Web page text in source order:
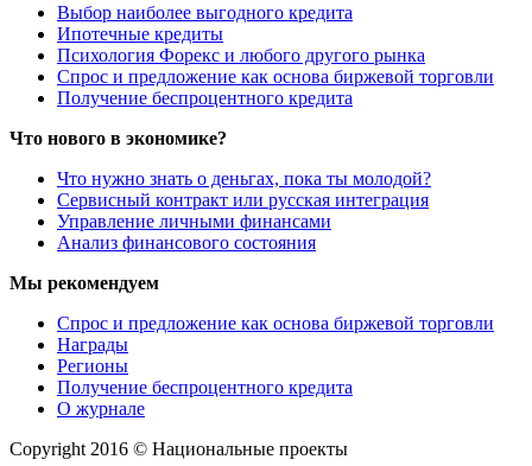
Выбор наиболее выгодного кредита
Ипотечные кредиты
Психология Форекс и любого другого рынка
Спрос и предложение как основа биржевой торговли
Получение беспроцентного кредита
Что нового в экономике?
Что нужно знать о деньгах, пока ты молодой?
Сервисный контракт или русская интеграция
Управление личными финансами
Анализ финансового состояния
Мы рекомендуем
Спрос и предложение как основа биржевой торговли
Награды
Регионы
Получение беспроцентного кредита
О журнале
Copyright 2016 © Национальные проекты